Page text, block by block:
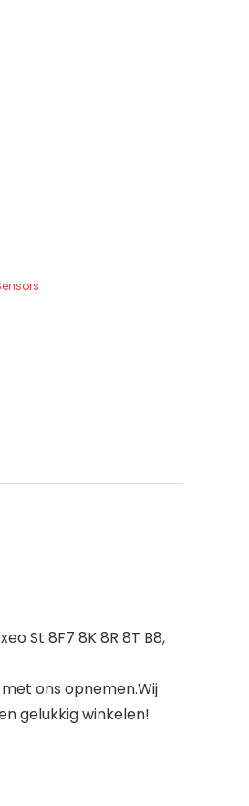
St 8F7 8K 8R 8T B8,
ons opnemen.Wij
gelukkig winkelen!